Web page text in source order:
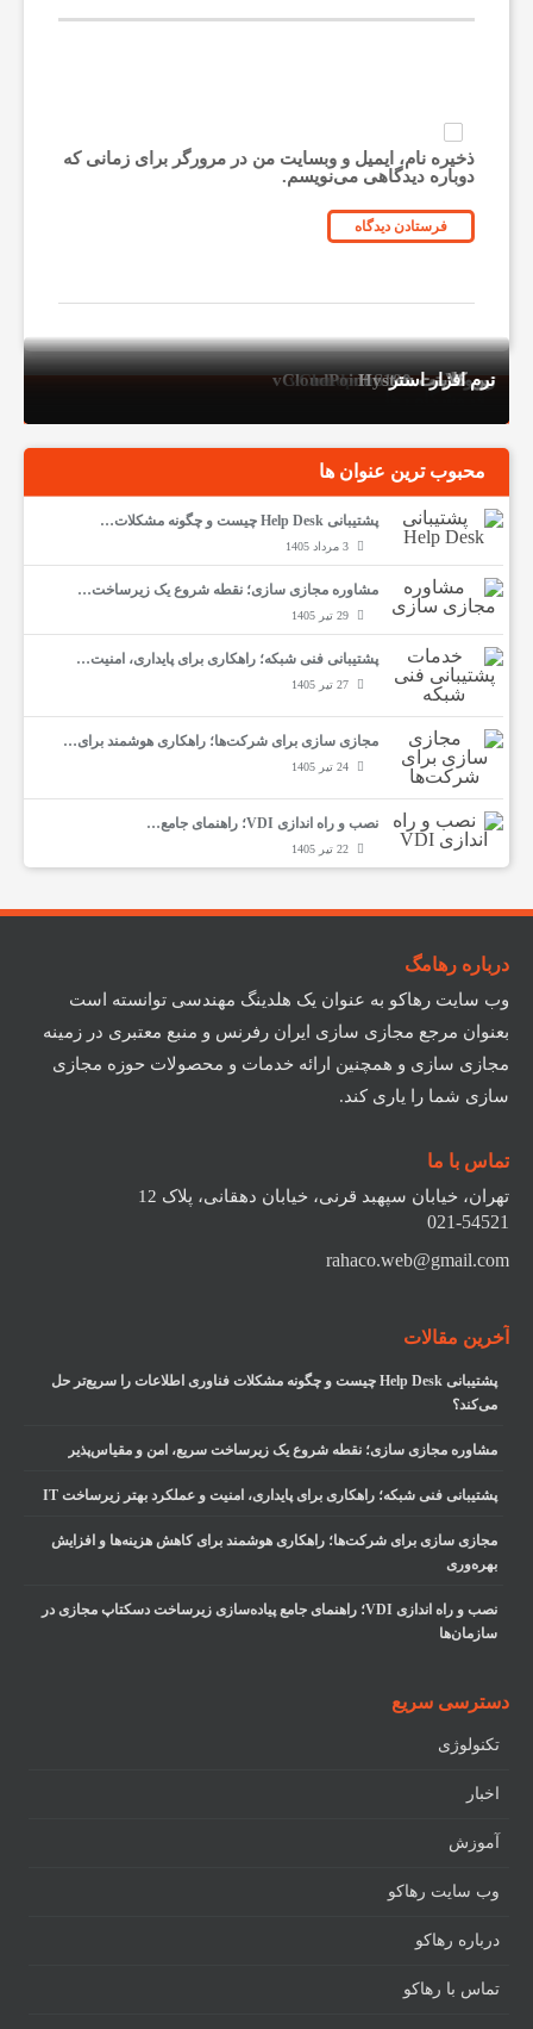
ذخیره نام، ایمیل و وبسایت من در مرورگر برای زمانی که
دوباره دیدگاهی می‌نویسم.
زیروکلاینت vCloudpoint V1
زیروکلاینت vCloudPoint S100
تین کلاینت Hystou
نرم افزار استر
محبوب ترین عنوان ها
پشتیبانی Help Desk چیست و چگونه مشکلات…
3 مرداد 1405
مشاوره مجازی سازی؛ نقطه شروع یک زیرساخت…
29 تیر 1405
پشتیبانی فنی شبکه؛ راهکاری برای پایداری، امنیت…
27 تیر 1405
مجازی سازی برای شرکت‌ها؛ راهکاری هوشمند برای…
24 تیر 1405
نصب و راه اندازی VDI؛ راهنمای جامع…
22 تیر 1405
درباره رهامگ
وب سایت رهاکو به عنوان یک هلدینگ مهندسی توانسته است
بعنوان مرجع مجازی سازی ایران رفرنس و منبع معتبری در زمینه
مجازی سازی و همچنین ارائه خدمات و محصولات حوزه مجازی
سازی شما را یاری کند.
تماس با ما
تهران، خیابان سپهبد قرنی، خیابان دهقانی، پلاک 12
021-54521
rahaco.web@gmail.com
آخرین مقالات
پشتیبانی Help Desk چیست و چگونه مشکلات فناوری اطلاعات را سریع‌تر حل
می‌کند؟
مشاوره مجازی سازی؛ نقطه شروع یک زیرساخت سریع، امن و مقیاس‌پذیر
پشتیبانی فنی شبکه؛ راهکاری برای پایداری، امنیت و عملکرد بهتر زیرساخت IT
مجازی سازی برای شرکت‌ها؛ راهکاری هوشمند برای کاهش هزینه‌ها و افزایش
بهره‌وری
نصب و راه اندازی VDI؛ راهنمای جامع پیاده‌سازی زیرساخت دسکتاپ مجازی در
سازمان‌ها
دسترسی سریع
تکنولوژی
اخبار
آموزش
وب سایت رهاکو
درباره رهاکو
تماس با رهاکو